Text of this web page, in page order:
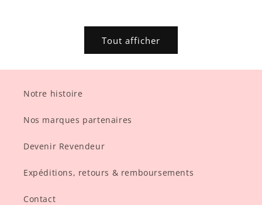
Tout afficher
Notre histoire
Nos marques partenaires
Devenir Revendeur
Expéditions, retours & remboursements
Contact